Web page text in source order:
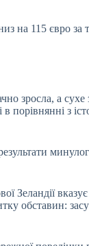
на 115 євро
зросла, а
порівнянні з
Зеландії
обставин: